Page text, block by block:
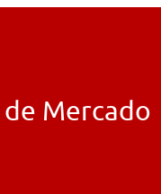
Mercado